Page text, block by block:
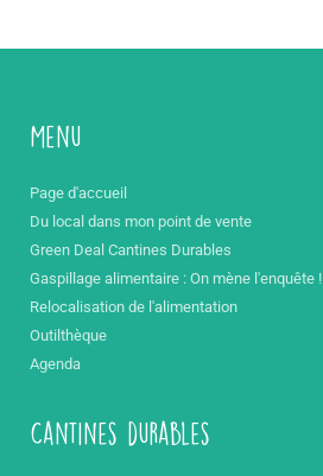
Menu
Page d'accueil
Du local dans mon point de vente
Green Deal Cantines Durables
Gaspillage alimentaire : On mène l'enquête !
Relocalisation de l'alimentation
Outilthèque
Agenda
Cantines durables